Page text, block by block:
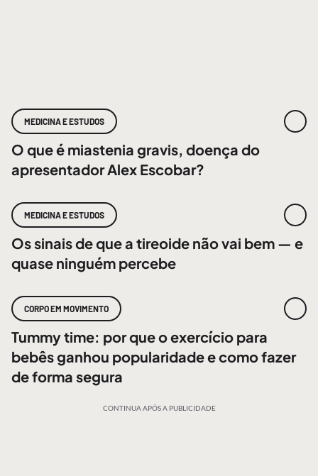
MEDICINA E ESTUDOS
O que é miastenia gravis, doença do
apresentador Alex Escobar?
MEDICINA E ESTUDOS
Os sinais de que a tireoide não vai bem — e
quase ninguém percebe
CORPO EM MOVIMENTO
Tummy time: por que o exercício para
bebês ganhou popularidade e como fazer
de forma segura
CONTINUA APÓS A PUBLICIDADE